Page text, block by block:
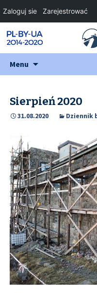
Menu
Sierpień 2020
31.08.2020 Dziennik
Zaloguj sie Zarejestrować